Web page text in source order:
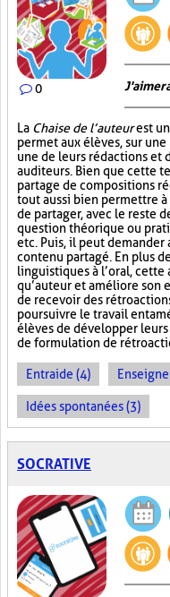
0
La Chaise de l’auteurest
permet aux élèves, sur
une de leurs rédactions et
auditeurs. Bien que cette
partage de compositions
tout aussi bien permettre à
de partager, avec le reste
question théorique ou
etc. Puis, il peut
contenu partagé. En plus
linguistiques à l’oral,
qu’auteur et améliore son
de recevoir des
poursuivre le travail
élèves de développer
de formulation de
Entraide (4)
Idées spontanées (3)
SOCRATIVE